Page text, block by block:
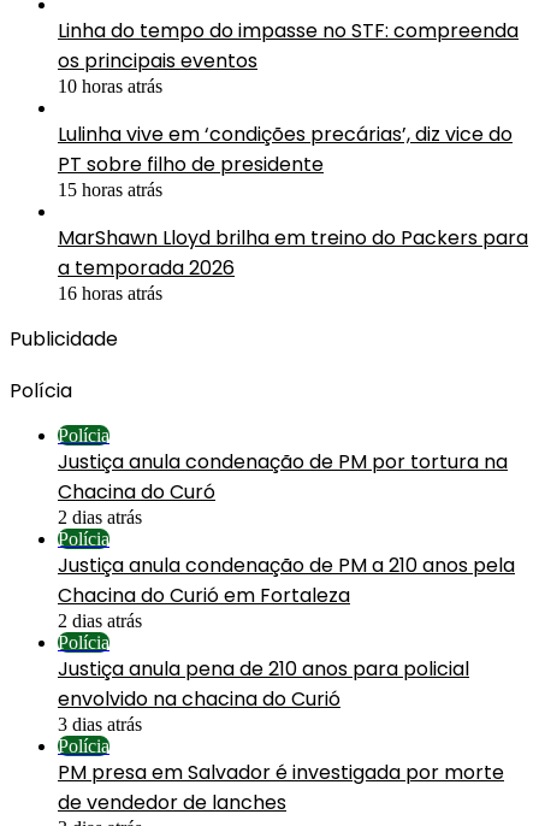
Linha do tempo do impasse no STF: compreenda
os principais eventos
10 horas atrás
Lulinha vive em ‘condições precárias’, diz vice do
PT sobre filho de presidente
15 horas atrás
MarShawn Lloyd brilha em treino do Packers para
a temporada 2026
16 horas atrás
Publicidade
Polícia
Polícia
Justiça anula condenação de PM por tortura na
Chacina do Curó
2 dias atrás
Polícia
Justiça anula condenação de PM a 210 anos pela
Chacina do Curió em Fortaleza
2 dias atrás
Polícia
Justiça anula pena de 210 anos para policial
envolvido na chacina do Curió
3 dias atrás
Polícia
PM presa em Salvador é investigada por morte
de vendedor de lanches